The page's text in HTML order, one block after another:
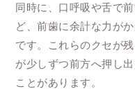
同時に、口呼吸や舌で
ど、前歯に余計な力が
です。これらのクセが
が少しずつ前方へ押し
ことがあります。